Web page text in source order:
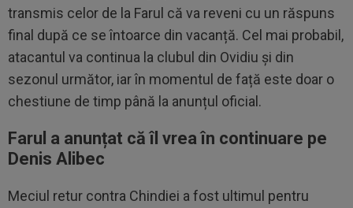
transmis celor de la Farul că va reveni cu un răspuns
final după ce se întoarce din vacanță. Cel mai probabil,
atacantul va continua la clubul din Ovidiu și din
sezonul următor, iar în momentul de față este doar o
chestiune de timp până la anunțul oficial.
Farul a anunțat că îl vrea în continuare pe
Denis Alibec
Meciul retur contra Chindiei a fost ultimul pentru